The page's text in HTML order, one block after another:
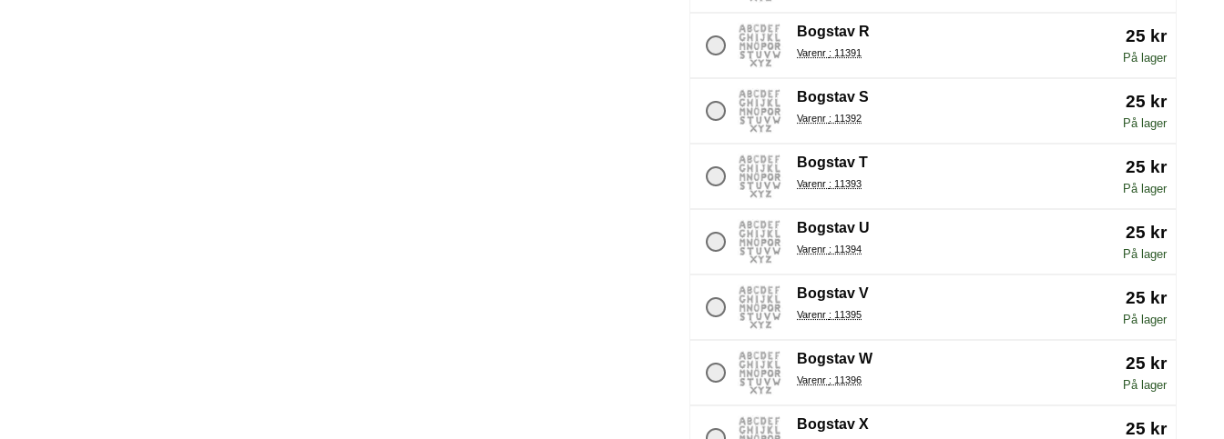
Bogstav R
Varenr : 11391
25 kr
På lager
Bogstav S
Varenr : 11392
25 kr
På lager
Bogstav T
Varenr : 11393
25 kr
På lager
Bogstav U
Varenr : 11394
25 kr
På lager
Bogstav V
Varenr : 11395
25 kr
På lager
Bogstav W
Varenr : 11396
25 kr
På lager
Bogstav X 25 kr